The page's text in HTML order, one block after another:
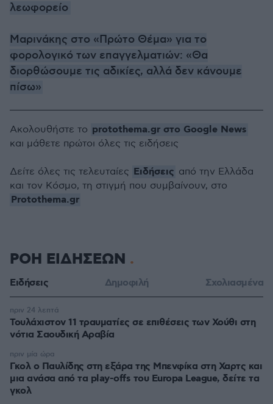
λεωφορείο
Μαρινάκης στο «Πρώτο Θέμα» για το
φορολογικό των επαγγελματιών: «Θα
διορθώσουμε τις αδικίες, αλλά δεν κάνουμε
πίσω»
Ακολουθήστε το protothema.gr στο Google News
και μάθετε πρώτοι όλες τις ειδήσεις
Δείτε όλες τις τελευταίες Ειδήσεις από την Ελλάδα
και τον Κόσμο, τη στιγμή που συμβαίνουν, στο
Protothema.gr
ΡΟΗ ΕΙΔΗΣΕΩΝ
Ειδήσεις Δημοφιλή Σχολιασμένα
Τουλάχιστον 11 τραυματίες σε επιθέσεις των Χούθι στη
νότια Σαουδική Αραβία
πριν 24 λεπτά
Γκολ ο Παυλίδης στη εξάρα της Μπενφίκα στη Χαρτς και
μια ανάσα από τα play-offs του Europa League, δείτε τα
γκολ
πριν μία ώρα